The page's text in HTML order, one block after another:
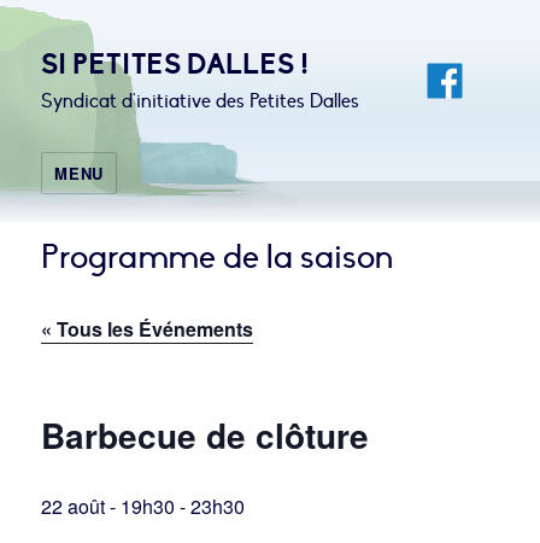
SI PETITES DALLES !
Syndicat d'initiative des Petites Dalles
MENU
Programme de la saison
« Tous les Événements
Barbecue de clôture
22 août - 19h30 -23h30